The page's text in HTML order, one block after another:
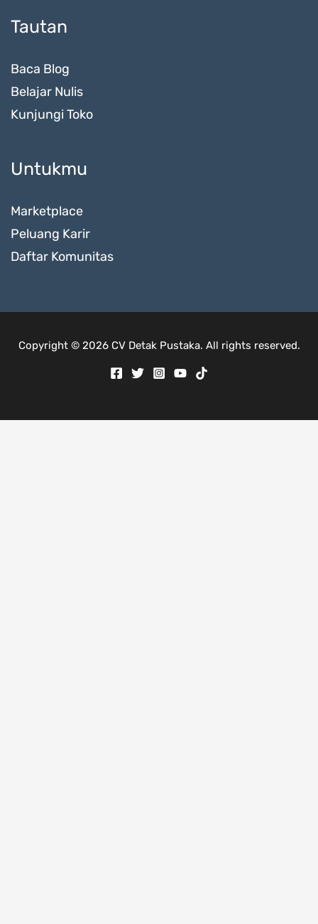
Tautan
Baca Blog
Belajar Nulis
Kunjungi Toko
Untukmu
Marketplace
Peluang Karir
Daftar Komunitas
Copyright © 2026 CV Detak Pustaka. All rights reserved.